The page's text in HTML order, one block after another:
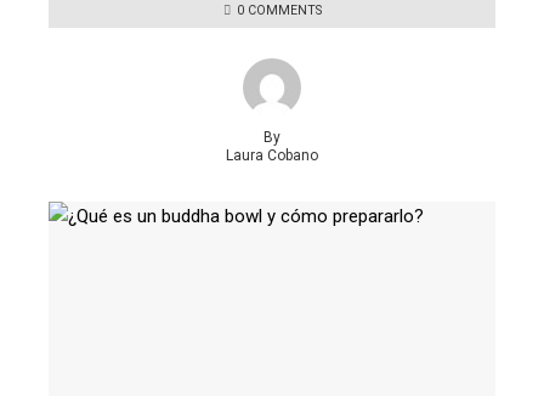
0 COMMENTS
By
Laura Cobano